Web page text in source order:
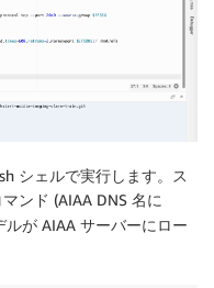
シェルで実行します。ス
ンド (AIAA DNS 名に
が AIAA サーバーにロー